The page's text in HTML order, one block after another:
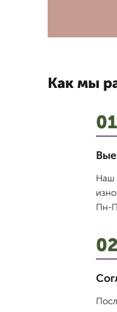
Как мы
01
Наш
Пн-
02